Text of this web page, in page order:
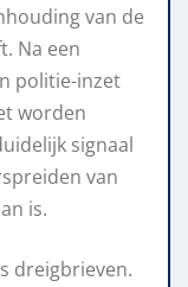
van de
Na een
politie-inzet
worden
signaal
van
is.
dreigbrieven.